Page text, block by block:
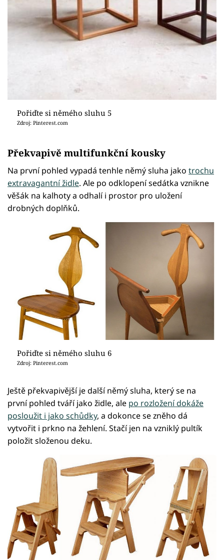
Pořiďte si němého sluhu 5
Zdroj: Pinterest.com
Překvapivě multifunkční kousky
Na první pohled vypadá tenhle němý sluha jako trochu
extravagantní židle. Ale po odklopení sedátka vznikne
věšák na kalhoty a odhalí i prostor pro uložení
drobných doplňků.
Pořiďte si němého sluhu 6
Zdroj: Pinterest.com
Ještě překvapivější je další němý sluha, který se na
první pohled tváří jako židle, ale po rozložení dokáže
posloužit i jako schůdky, a dokonce se zněho dá
vytvořit i prkno na žehlení. Stačí jen na vzniklý pultík
položit složenou deku.